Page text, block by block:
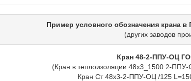
Пример условного обозначения крана
(других заводов
Кран 48-2-ППУ-ОЦ
(Кран в теплоизоляции 48х3_1500 2-
Кран Ст 48х3-2-ППУ-ОЦ /125